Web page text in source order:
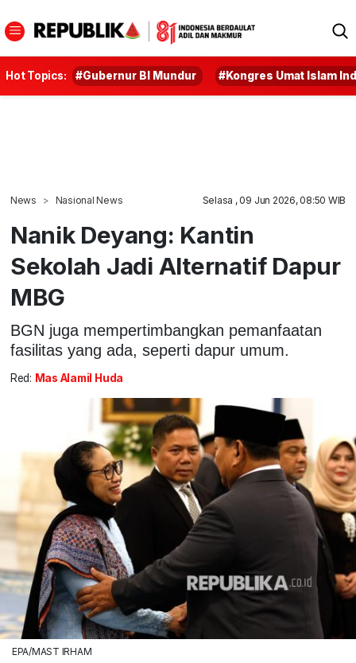
Hot Topics: #Gubernur BI Mundur #Kongres Umat Islam
News Nasional News Selasa , 09 Jun 2026, 08:50 WIB
Nanik Deyang: Kantin
Sekolah Jadi Alternatif Dapur
MBG
BGN juga mempertimbangkan pemanfaatan
fasilitas yang ada, seperti dapur umum.
Red: Mas Alamil Huda
EPA/MAST IRHAM